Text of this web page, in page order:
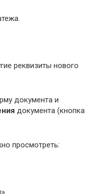
реквизиты нового
документа и
документа (кнопка
просмотреть: